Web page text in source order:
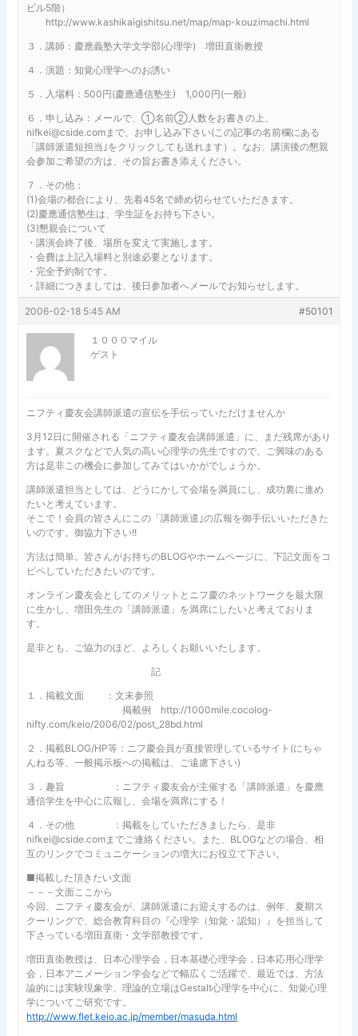
ビル5階）
http://www.kashikaigishitsu.net/map/map-kouzimachi.html
３．講師：慶應義塾大学文学部(心理学) 増田直衛教授
４．演題：知覚心理学へのお誘い
５．入場料：500円(慶應通信塾生) 1,000円(一般)
６．申し込み：メールで、①名前②人数をお書きの上、
nifkei@cside.comまで、お申し込み下さい(この記事の名前欄にある
「講師派遣短担当｣をクリックしても送れます）。なお、講演後の懇親
会参加ご希望の方は、その旨お書き添えください。
７．その他：
(1)会場の都合により、先着45名で締め切らせていただきます。
(2)慶應通信塾生は、学生証をお持ち下さい。
(3)懇親会について
・講演会終了後、場所を変えて実施します。
・会費は上記入場料と別途必要となります。
・完全予約制です。
・詳細につきましては、後日参加者へメールでお知らせします。
2006-02-18 5:45 AM #50101
１０００マイル
ゲスト
ニフティ慶友会講師派遣の宣伝を手伝っていただけませんか
3月12日に開催される「ニフティ慶友会講師派遣」に、まだ残席があり
ます。夏スクなどで人気の高い心理学の先生ですので、ご興味のある
方は是非この機会に参加してみてはいかがでしょうか。
講師派遣担当としては、どうにかして会場を満員にし、成功裏に進め
たいと考えています。
そこで！会員の皆さんにこの「講師派遣｣の広報を御手伝いいただきた
いのです。御協力下さい!!
方法は簡単。皆さんがお持ちのBLOGやホームページに、下記文面をコ
ピペしていただきたいのです。
オンライン慶友会としてのメリットとニフ慶のネットワークを最大限
に生かし、増田先生の「講師派遣」を満席にしたいと考えておりま
す。
是非とも、ご協力のほど、よろしくお願いいたします。
記
１．掲載文面 ：文末参照
掲載例 http://1000mile.cocolog-
nifty.com/keio/2006/02/post_28bd.html
２．掲載BLOG/HP等：ニフ慶会員が直接管理しているサイト(にちゃ
んねる等、一般掲示板への掲載は、ご遠慮下さい)
３．趣旨 ：ニフティ慶友会が主催する「講師派遣」を慶應
通信学生を中心に広報し、会場を満席にする！
４．その他 ：掲載をしていただきましたら、是非
nifkei@cside.comまでご連絡ください。また、BLOGなどの場合、相
互のリンクでコミュニケーションの増大にお役立て下さい。
■掲載した頂きたい文面
－－－文面ここから
今回、ニフティ慶友会が、講師派遣にお迎えするのは、例年、夏期ス
クーリングで、総合教育科目の『心理学（知覚・認知）』を担当して
下さっている増田直衛・文学部教授です。
増田直衛教授は、日本心理学会，日本基礎心理学会，日本応用心理学
会，日本アニメーション学会などで幅広くご活躍で、最近では、方法
論的には実験現象学、理論的立場はGestalt心理学を中心に、知覚心理
学についてご研究です。
http://www.flet.keio.ac.jp/member/masuda.html